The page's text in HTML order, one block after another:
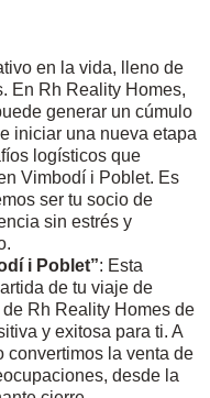
en la vida, lleno de
En Rh Reality Homes,
generar un cúmulo
iniciar una nueva etapa
logísticos que
Vimbodí i Poblet. Es
ser tu socio de
sin estrés y
i Poblet”: Esta
de tu viaje de
Rh Reality Homes de
y exitosa para ti. A
convertimos la venta de
desde la